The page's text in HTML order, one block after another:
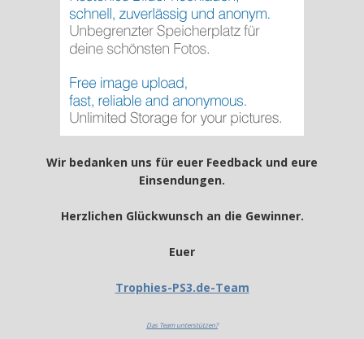
Wir bedanken uns für euer Feedback und eure
Einsendungen.
Herzlichen Glückwunsch an die Gewinner.
Euer
Trophies-PS3.de-Team
Das Team unterstützen?